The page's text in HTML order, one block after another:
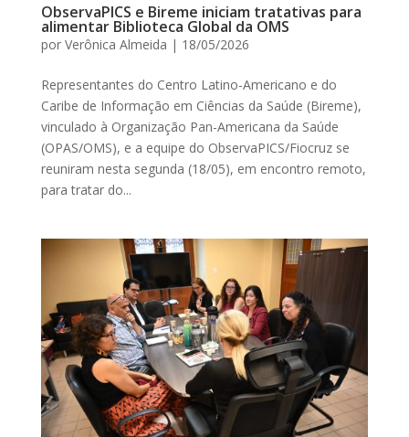
ObservaPICS e Bireme iniciam tratativas para
alimentar Biblioteca Global da OMS
por Verônica Almeida | 18/05/2026
Representantes do Centro Latino-Americano e do
Caribe de Informação em Ciências da Saúde (Bireme),
vinculado à Organização Pan-Americana da Saúde
(OPAS/OMS), e a equipe do ObservaPICS/Fiocruz se
reuniram nesta segunda (18/05), em encontro remoto,
para tratar do...